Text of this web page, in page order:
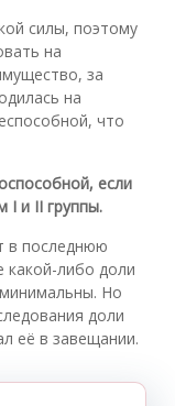
силы, поэтому
на
за
на
что
если
I и II группы.
в последнюю
какой-либо доли
минимальны. Но
доли
её в завещании.